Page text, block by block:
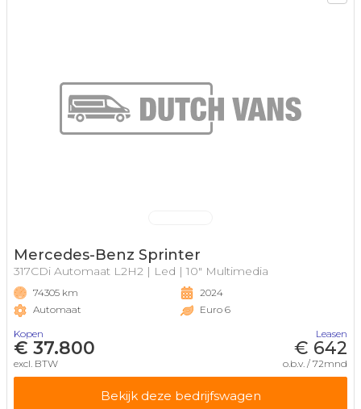
Mercedes-Benz Sprinter
317CDi Automaat L2H2 | Led | 10" Multimedia
74305 km
Automaat
2024
Euro 6
Kopen
€ 37.800
excl. BTW
Leasen
€ 642
o.b.v. / 72mnd
Bekijk deze bedrijfswagen